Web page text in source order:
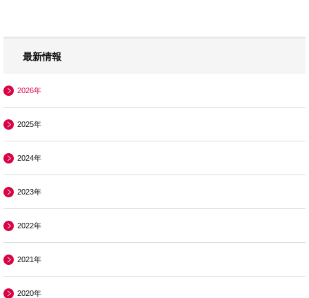
最新情報
2026年
2025年
2024年
2023年
2022年
2021年
2020年